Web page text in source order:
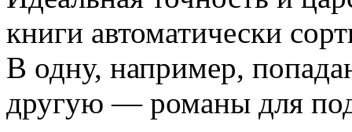
книги автоматически
В одну, например,
другую — романы для